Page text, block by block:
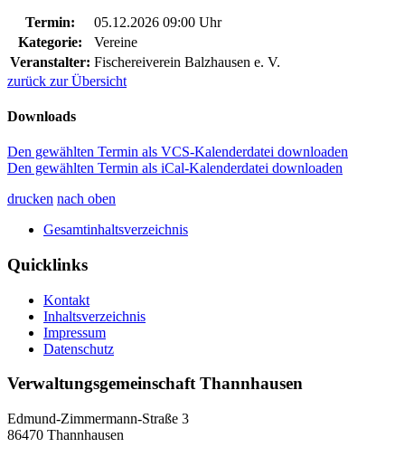
Termin:
05.12.2026 09:00 Uhr
Kategorie:
Vereine
Veranstalter: Fischereiverein Balzhausen e. V.
zurück zur Übersicht
Downloads
Den gewählten Termin als VCS-Kalenderdatei downloaden
Den gewählten Termin als iCal-Kalenderdatei downloaden
drucken nach oben
Gesamtinhaltsverzeichnis
Quicklinks
Kontakt
Inhaltsverzeichnis
Impressum
Datenschutz
Verwaltungsgemeinschaft Thannhausen
Edmund-Zimmermann-Straße 3
86470 Thannhausen